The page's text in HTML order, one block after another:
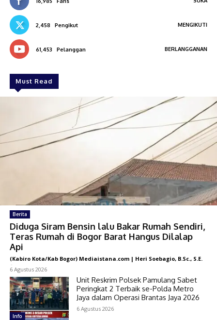
2,458 Pengikut MENGIKUTI
61,453 Pelanggan BERLANGGANAN
Must Read
Berita
Diduga Siram Bensin lalu Bakar Rumah Sendiri,
Teras Rumah di Bogor Barat Hangus Dilalap
Api
(Kabiro Kota/Kab Bogor) Mediaistana.com | Heri Soebagio, B.Sc., S.E.
-
6 Agustus 2026
Info
Unit Reskrim Polsek Pamulang Sabet
Peringkat 2 Terbaik se-Polda Metro
Jaya dalam Operasi Brantas Jaya 2026
6 Agustus 2026